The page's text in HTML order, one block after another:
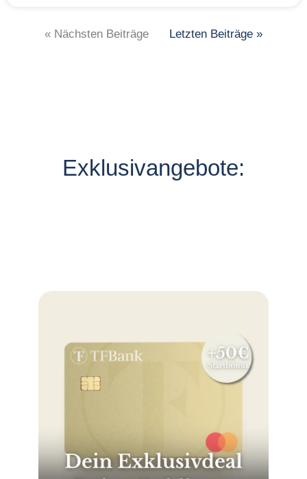
« Nächsten Beiträge Letzten Beiträge »
Exklusivangebote: